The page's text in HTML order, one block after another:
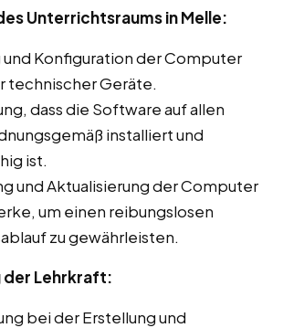
Unterrichtsraums in Melle:
und Konfiguration der Computer
technischer Geräte.
dass die Software auf allen
installiert und
ist.
und Aktualisierung der Computer
um einen reibungslosen
zu gewährleisten.
Lehrkraft:
bei der Erstellung und